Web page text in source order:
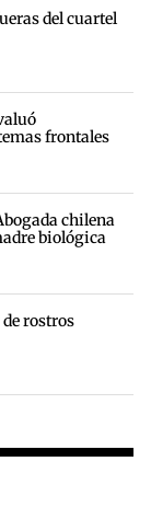
del cuartel
frontales
chilena
biológica
rostros